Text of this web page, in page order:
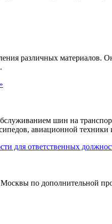
различных материалов.
шин на
авиационной техники
для ответственных
по дополнительной